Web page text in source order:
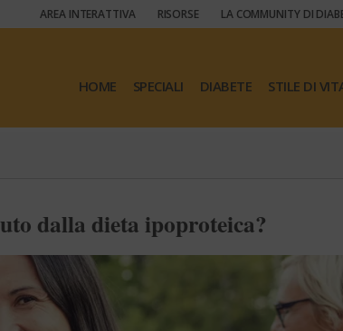
AREA INTERATTIVA RISORSE LA COMMUNITY DI
HOME SPECIALI DIABETE STILE DI
dalla dieta ipoproteica?